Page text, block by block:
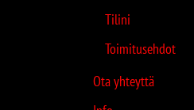
Tilini
Toimitusehdot
Ota yhteyttä